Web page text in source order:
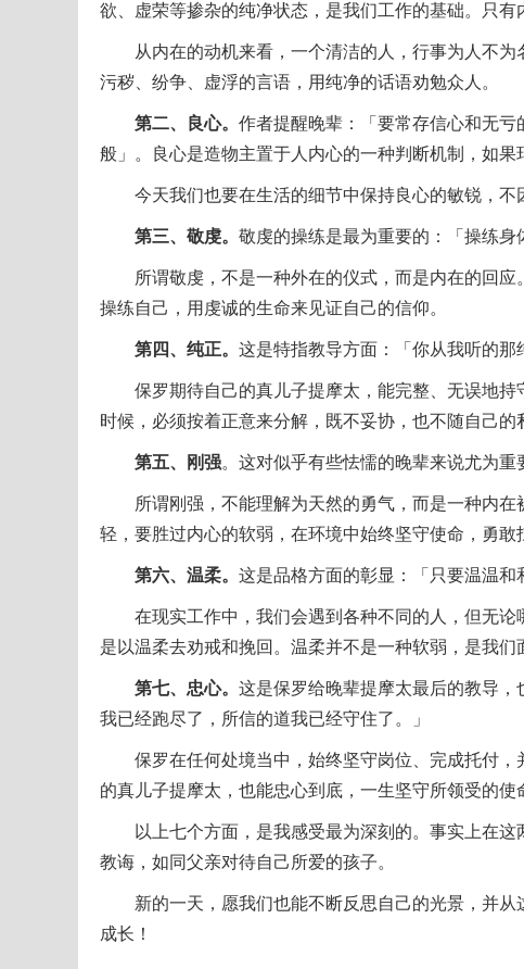
欲、虚荣等掺杂的纯净状态，是我们工作的基础。只有
从内在的动机来看，一个清洁的人，行事为人不为
污秽、纷争、虚浮的言语，用纯净的话语劝勉众人。
第二、良心。 作者提醒晚辈：「要常存信心和无
般」。良心是造物主置于人内心的一种判断机制，如果
今天我们也要在生活的细节中保持良心的敏锐，不
第三、敬虔。 敬虔的操练是最为重要的：「操练身
所谓敬虔，不是一种外在的仪式，而是内在的回应
操练自己，用虔诚的生命来见证自己的信仰。
第四、纯正。 这是特指教导方面：「你从我听的
保罗期待自己的真儿子提摩太，能完整、无误地持
时候，必须按着正意来分解，既不妥协，也不随自己的
第五、刚强。这对似乎有些怯懦的晚辈来说尤为
所谓刚强，不能理解为天然的勇气，而是一种内在
轻，要胜过内心的软弱，在环境中始终坚守使命，勇敢
第六、温柔。 这是品格方面的彰显：「只要温温
在现实工作中，我们会遇到各种不同的人，但无论
是以温柔去劝戒和挽回。温柔并不是一种软弱，是我们
第七、忠心。 这是保罗给晚辈提摩太最后的教导
我已经跑尽了，所信的道我已经守住了。」
保罗在任何处境当中，始终坚守岗位、完成托付，
的真儿子提摩太，也能忠心到底，一生坚守所领受的使
以上七个方面，是我感受最为深刻的。事实上在这
教诲，如同父亲对待自己所爱的孩子。
新的一天，愿我们也能不断反思自己的光景，并从
成长！